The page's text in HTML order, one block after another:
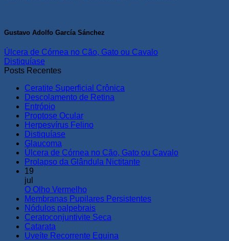
Gustavo Adolfo García Sánchez
Úlcera de Córnea no Cão, Gato ou Cavalo
Distiquíase
Posts Recentes
Ceratite Superficial Crônica
Descolamento de Retina
Entrópio
Proptose Ocular
Herpesvírus Felino
Distiquíase
Glaucoma
Úlcera de Córnea no Cão, Gato ou Cavalo
Prolapso da Glândula Nictitante
19
jul
O Olho Vermelho
Membranas Pupilares Persistentes
Nódulos palpebrais
Ceratoconjuntivite Seca
Catarata
Uveíte Recorrente Equina